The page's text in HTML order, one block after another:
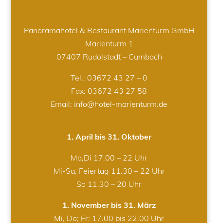
Panoramahotel & Restaurant Marienturm GmbH
Marienturm 1
07407 Rudolstadt – Cumbach
Tel.: 03672 43 27 – 0
Fax: 03672 43 27 58
Email: info@hotel-marienturm.de
1. April bis 31. Oktober
Mo,Di 17.00 – 22 Uhr
Mi-Sa, Feiertag 11.30 – 22 Uhr
So 11.30 – 20 Uhr
1. November bis 31. März
Mi, Do; Fr: 17.00 bis 22.00 Uhr